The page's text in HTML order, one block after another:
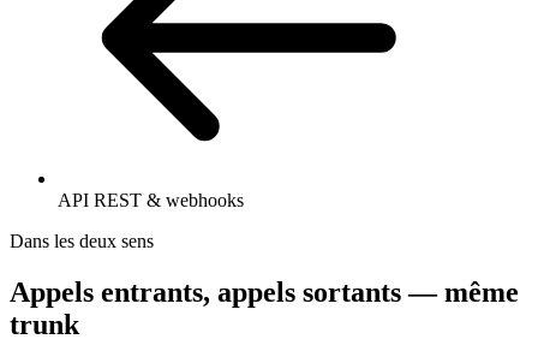
API REST & webhooks
Dans les deux sens
Appels entrants, appels sortants — même
trunk